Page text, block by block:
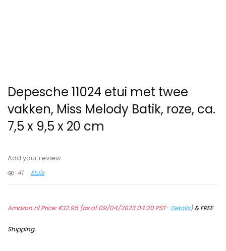
Depesche 11024 etui met twee
vakken, Miss Melody Batik, roze, ca.
7,5 x 9,5 x 20 cm
Add your review
41
Etuis
Amazon.nl Price:€12.95(as of 09/04/2023 04:20 PST- Details)&FREE
Shipping.